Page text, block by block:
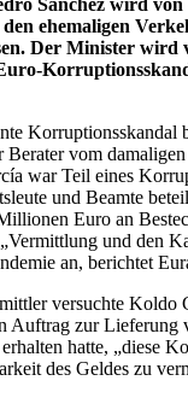
Sánchez wird
ehemaligen
Der Minister wird
Korruptionsskandal
Berater vom
war Teil eines
und Beamte
Euro an
und den
an, berichtet
versuchte Koldo
Auftrag zur Lieferung
hatte, „diese
des Geldes zu